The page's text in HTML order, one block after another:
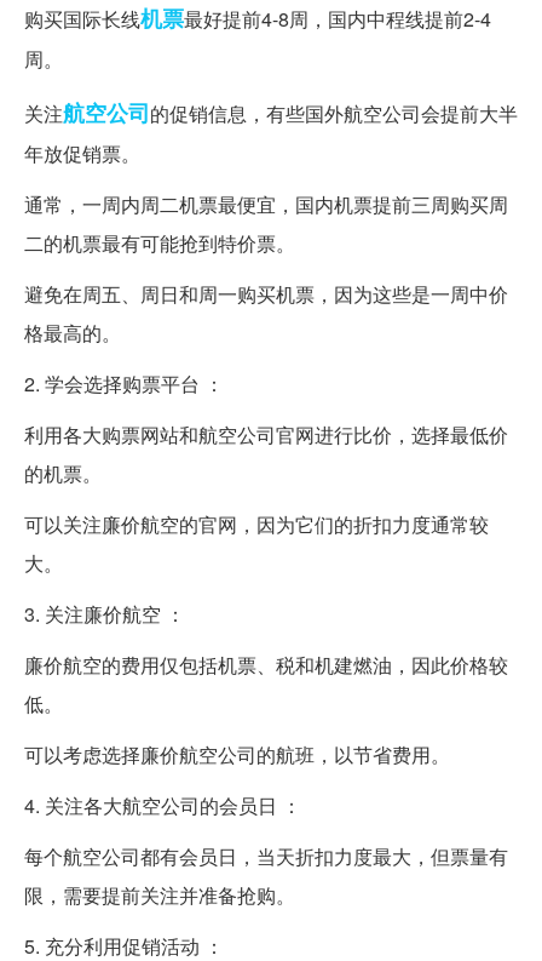
购买国际长线机票最好提前4-8周，国内中程线提前2-4
周。
关注航空公司的促销信息，有些国外航空公司会提前大半
年放促销票。
通常，一周内周二机票最便宜，国内机票提前三周购买周
二的机票最有可能抢到特价票。
避免在周五、周日和周一购买机票，因为这些是一周中价
格最高的。
2. 学会选择购票平台 ：
利用各大购票网站和航空公司官网进行比价，选择最低价
的机票。
可以关注廉价航空的官网，因为它们的折扣力度通常较
大。
3. 关注廉价航空 ：
廉价航空的费用仅包括机票、税和机建燃油，因此价格较
低。
可以考虑选择廉价航空公司的航班，以节省费用。
4. 关注各大航空公司的会员日 ：
每个航空公司都有会员日，当天折扣力度最大，但票量有
限，需要提前关注并准备抢购。
5. 充分利用促销活动 ：